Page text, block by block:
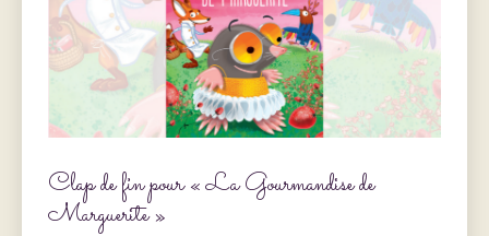
Clap de fin pour « La Gourmandise de
Marguerite »